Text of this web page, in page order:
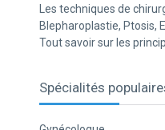
Les techniques de
Blepharoplastie, Ptosis,
Tout savoir sur les
Spécialités